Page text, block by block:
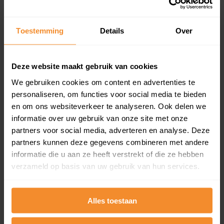
Toestemming Details Over
Deze website maakt gebruik van cookies
We gebruiken cookies om content en advertenties te
personaliseren, om functies voor social media te bieden
en om ons websiteverkeer te analyseren. Ook delen we
informatie over uw gebruik van onze site met onze
partners voor social media, adverteren en analyse. Deze
partners kunnen deze gegevens combineren met andere
informatie die u aan ze heeft verstrekt of die ze hebben
verzameld op basis van uw gebruik van hun services.
Alles toestaan
Koopsommenoverzicht (1 jaar gratis
Inclusief 1 jaar gratis updates
inclusief een jaar lang gratis updates van nieuwe
koopsommen.
Bekijk product
Direct leverbaar
Kadastrale kaart pakket
Alleen globale ligging perceel